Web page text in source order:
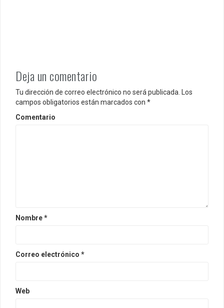
Deja un comentario
Tu dirección de correo electrónico no será publicada. Los
campos obligatorios están marcados con *
Comentario
Nombre*
Correo electrónico *
Web